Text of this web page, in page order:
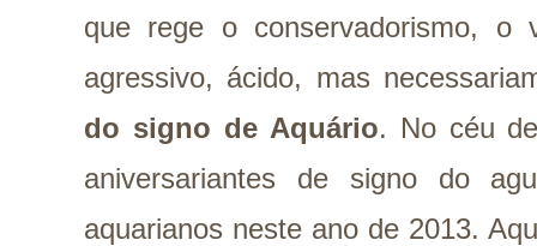
que rege o conservadorismo, o
agressivo, ácido, mas
do signo de Aquário. No céu
aniversariantes de signo do
aquarianos neste ano de 2013.